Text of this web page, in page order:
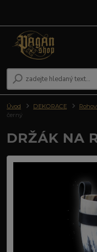
Úvod DEKORACE
černý
DRŽÁK NA